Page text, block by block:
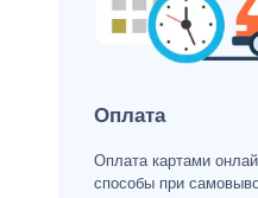
Оплата
Оплата картами
способы при